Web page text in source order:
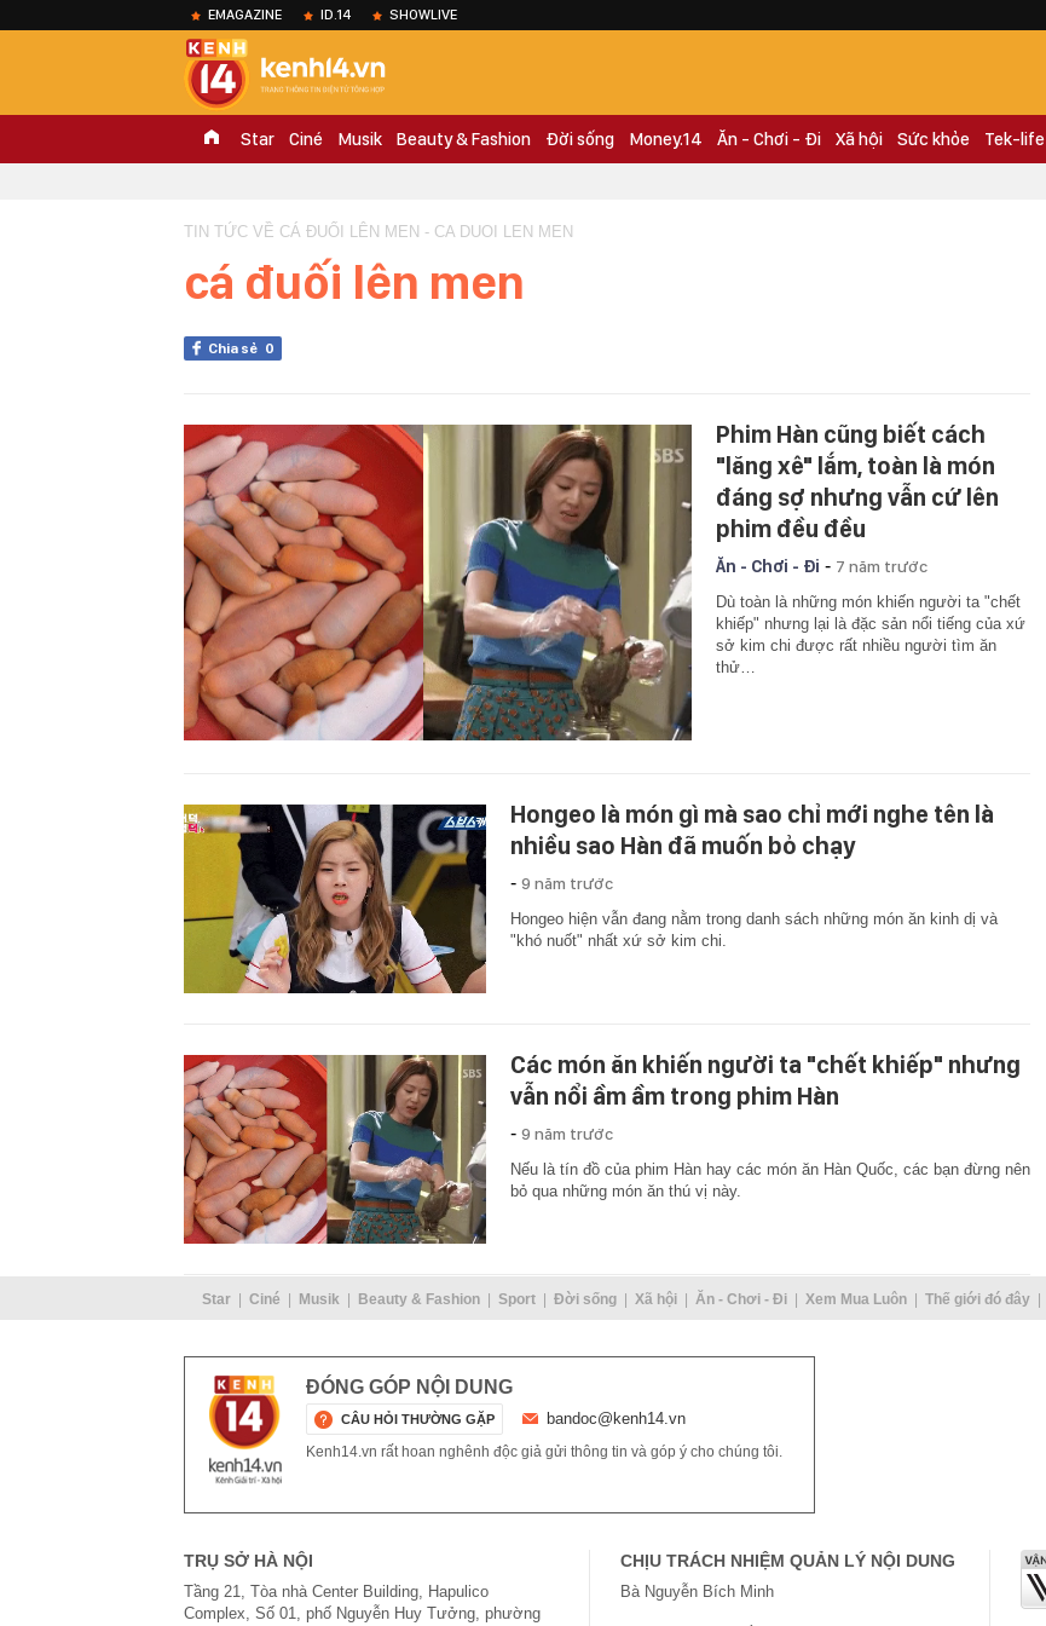
EMAGAZINE ID.14 SHOWLIVE
Star Ciné Musik Beauty & Fashion Đời sống Money.14 Ăn - Chơi - Đi Xã hội Sức khỏe Tek-life
TIN TỨC VỀ CÁ ĐUỐI LÊN MEN - CA DUOI LEN MEN
cá đuối lên men
Chia sẻ 0
Phim Hàn cũng biết cách
"lăng xê" lắm, toàn là món
đáng sợ nhưng vẫn cứ lên
phim đều đều
Ăn - Chơi - Đi - 7 năm trước
Dù toàn là những món khiến người ta "chết
khiếp" nhưng lại là đặc sản nổi tiếng của xứ
sở kim chi được rất nhiều người tìm ăn
thử…
Hongeo là món gì mà sao chỉ mới nghe tên là
nhiều sao Hàn đã muốn bỏ chạy
- 9 năm trước
Hongeo hiện vẫn đang nằm trong danh sách những món ăn kinh dị và
"khó nuốt" nhất xứ sở kim chi.
Các món ăn khiến người ta "chết khiếp" nhưng
vẫn nổi ầm ầm trong phim Hàn
- 9 năm trước
Nếu là tín đồ của phim Hàn hay các món ăn Hàn Quốc, các bạn đừng nên
bỏ qua những món ăn thú vị này.
Star Ciné Musik Beauty & Fashion Sport Đời sống Xã hội Ăn - Chơi - Đi Xem Mua Luôn Thế giới đó đây
ĐÓNG GÓP NỘI DUNG
CÂU HỎI THƯỜNG GẶP bandoc@kenh14.vn
Kenh14.vn rất hoan nghênh độc giả gửi thông tin và góp ý cho chúng tôi.
TRỤ SỞ HÀ NỘI
Tầng 21, Tòa nhà Center Building, Hapulico
Complex, Số 01, phố Nguyễn Huy Tưởng, phường
CHỊU TRÁCH NHIỆM QUẢN LÝ NỘI DUNG
Bà Nguyễn Bích Minh